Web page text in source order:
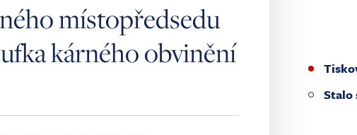
místopředsedu
kárného obvinění
Stalo